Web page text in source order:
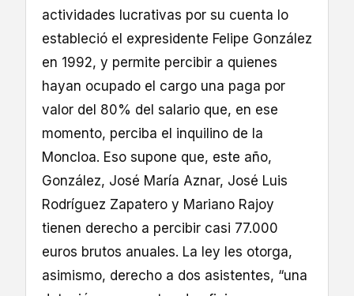
actividades lucrativas por su cuenta lo
estableció el expresidente Felipe González
en 1992, y permite percibir a quienes
hayan ocupado el cargo una paga por
valor del 80% del salario que, en ese
momento, perciba el inquilino de la
Moncloa. Eso supone que, este año,
González, José María Aznar, José Luis
Rodríguez Zapatero y Mariano Rajoy
tienen derecho a percibir casi 77.000
euros brutos anuales. La ley les otorga,
asimismo, derecho a dos asistentes, “una